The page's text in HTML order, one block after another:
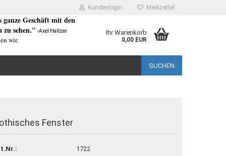
Kundenlogin Merkzettel
Geschäft mit den
zu sehen." -Axel Haitzer
wir.
Ihr Warenkorb
0,00 EUR
SUCHEN
Fenster
1722